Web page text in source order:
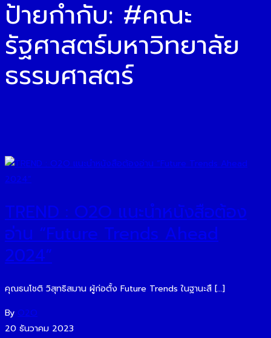
ป้ายกำกับ: #คณะ
รัฐศาสตร์มหาวิทยาลัย
ธรรมศาสตร์
TREND : O2O แนะนำหนังสือต้อง
อ่าน “Future Trends Ahead
2024”
คุณธนโชติ วิสุทธิสมาน ผู้ก่อตั้ง Future Trends ในฐานะสื […]
By O2O
20 ธันวาคม 2023